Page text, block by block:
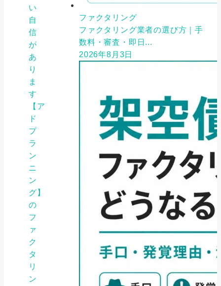
い
自
信
が
あ
り
ま
す
【ア
ド
プ
ラ
ン
ニ
ン
グ】
の
フ
ァ
ク
タ
リ
ン
ファクタリング
ファクタリング業者の選び方｜手
数料・審査・即日...
2026年8月3日